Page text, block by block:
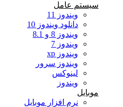
سیستم عامل
ویندوز 11
دانلود ویندوز 10
ویندوز 8 و 8.1
ویندوز 7
ویندوز xp
ویندوز سرور
لینوکس
ویندوز
موبایل
نرم افزار موبایل